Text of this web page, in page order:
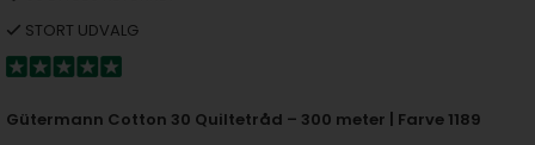
STORT UDVALG
Gütermann Cotton 30 Quiltetråd – 300 meter | Farve 1189